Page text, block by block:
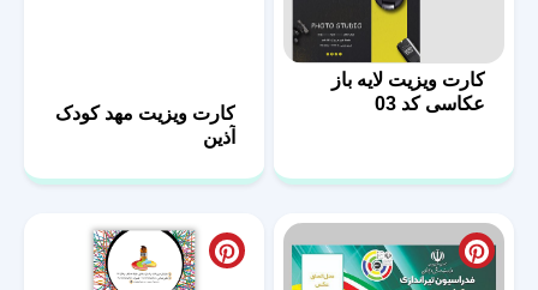
کارت ویزیت لایه باز
عکاسی کد 03
کارت ویزیت مهد کودک
آذین